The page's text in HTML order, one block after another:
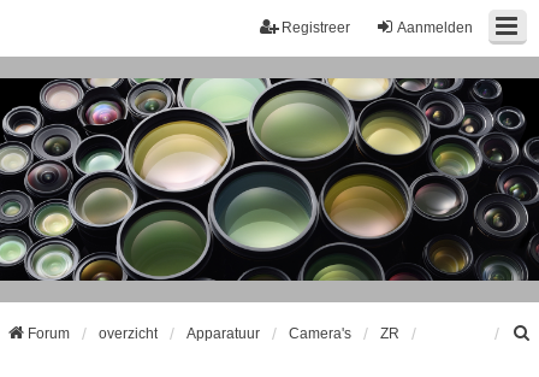
Aanmelden
Registreer
Forum overzicht Apparatuur Camera's ZR